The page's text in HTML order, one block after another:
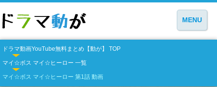
MENU
ドラマ動画YouTube無料まとめ【動が】 TOP
マイ☆ボス マイ☆ヒーロー 一覧
マイ☆ボス マイ☆ヒーロー 第1話 動画